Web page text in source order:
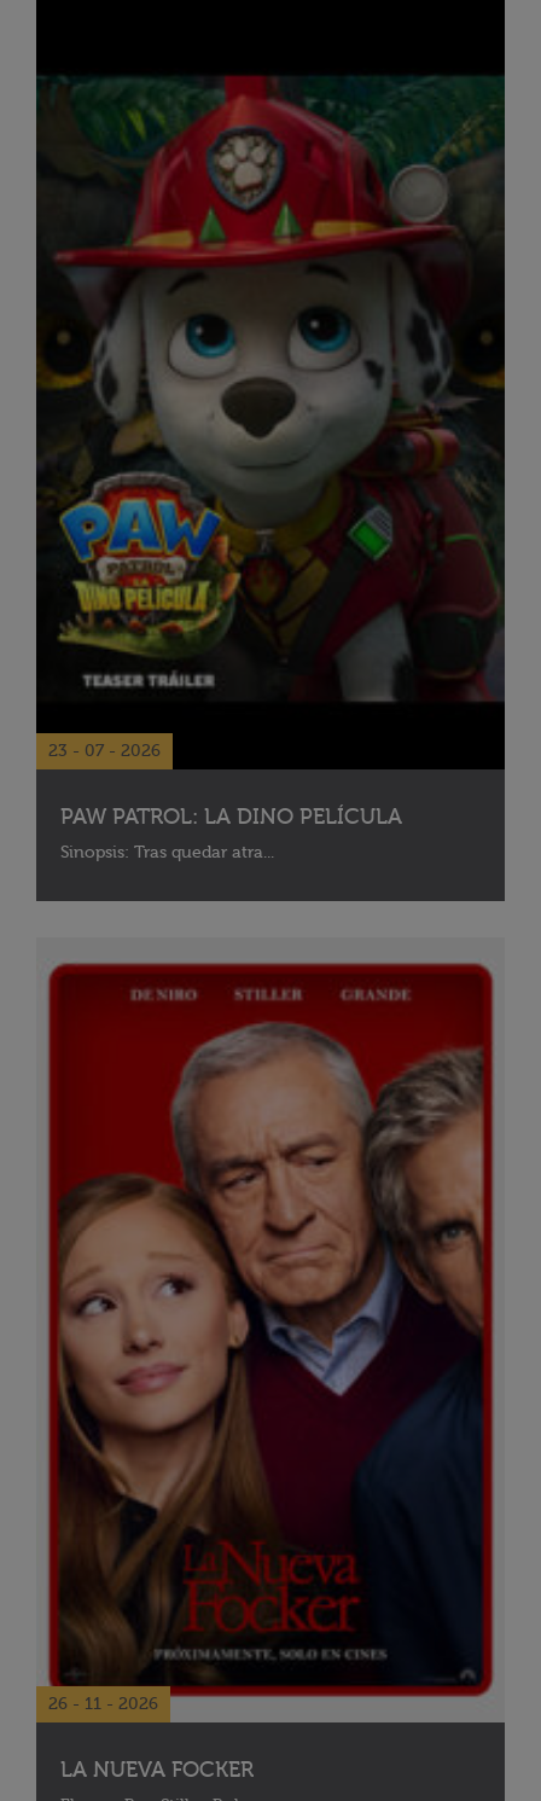
23 - 07 - 2026
PAW PATROL: LA DINO PELÍCULA
Sinopsis: Tras quedar atra...
26 - 11 - 2026
LA NUEVA FOCKER